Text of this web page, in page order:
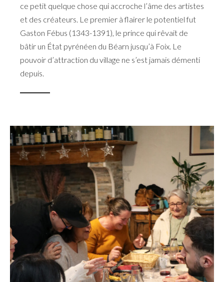
ce petit quelque chose qui accroche l’âme des artistes
et des créateurs. Le premier à flairer le potentiel fut
Gaston Fébus (1343-1391), le prince qui rêvait de
bâtir un État pyrénéen du Béarn jusqu’à Foix. Le
pouvoir d’attraction du village ne s’est jamais démenti
depuis.